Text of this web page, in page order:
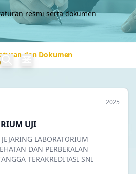
resmi serta dokumen
dan Dokumen
2025
UJI
LABORATORIUM
DAN PERBEKALAN
TERAKREDITASI SNI